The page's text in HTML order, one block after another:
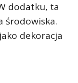
dodatku, ta
środowiska.
dekoracja